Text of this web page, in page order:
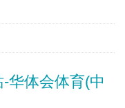
华体会体育(中